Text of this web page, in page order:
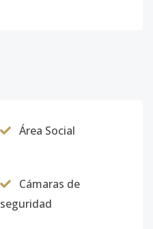
Área Social
Cámaras de
seguridad